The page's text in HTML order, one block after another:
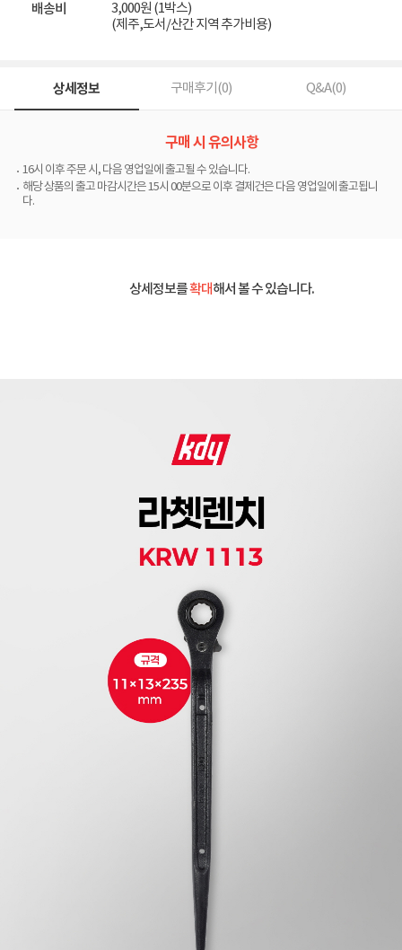
배송비
3,000원 (1박스)
(제주,도서/산간 지역 추가비용)
상세정보 구매후기(0) Q&A(0)
구매 시 유의사항
16시 이후 주문 시, 다음 영업일에 출고될 수 있습니다.
해당 상품의 출고 마감시간은 15시 00분으로 이후 결제건은 다음 영업일에 출고됩니
다.
상세정보를확대해서 볼 수 있습니다.